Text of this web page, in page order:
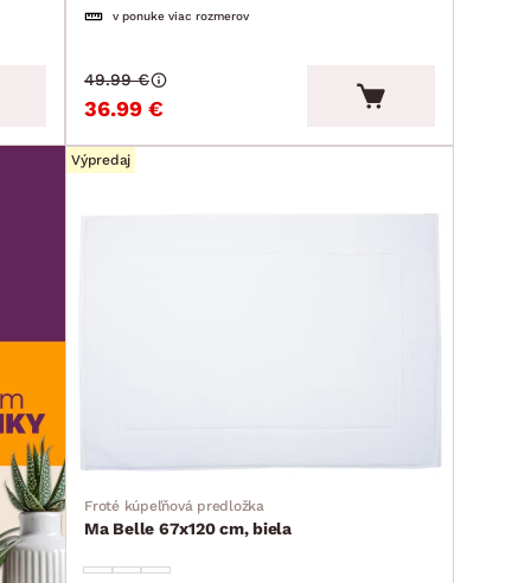
v ponuke viac rozmerov
36.99 €
49.99 €
Výpredaj
Froté kúpeľňová predložka
Ma Belle 67x120 cm, biela